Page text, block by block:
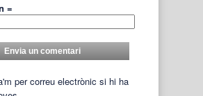
=
per correu electrònic si hi ha